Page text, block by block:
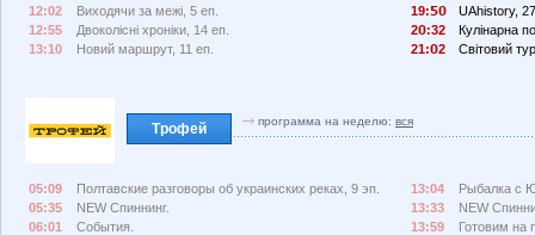
12:02
Виходячи за межі, 5 еп.
12:55
Двоколісні хроніки, 14 еп.
13:10
Новий маршрут, 11 еп.
19:
UAhistory,
2
:32
Кулінарна
21:
2 Світовий
Трофей программа на неделю: вся
05:09
Полтавские разговоры об украинских реках, 9 эп.
05:35
NEW Спиннинг.
06:01
События.
13:04
Рыбалка с
13:33
NEW
13:59
Готовим на